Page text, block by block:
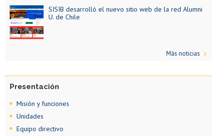
SISIB desarrolló el nuevo sitio web de la red Alumni
U. de Chile
Más noticias
Presentación
Misión y funciones
Unidades
Equipo directivo